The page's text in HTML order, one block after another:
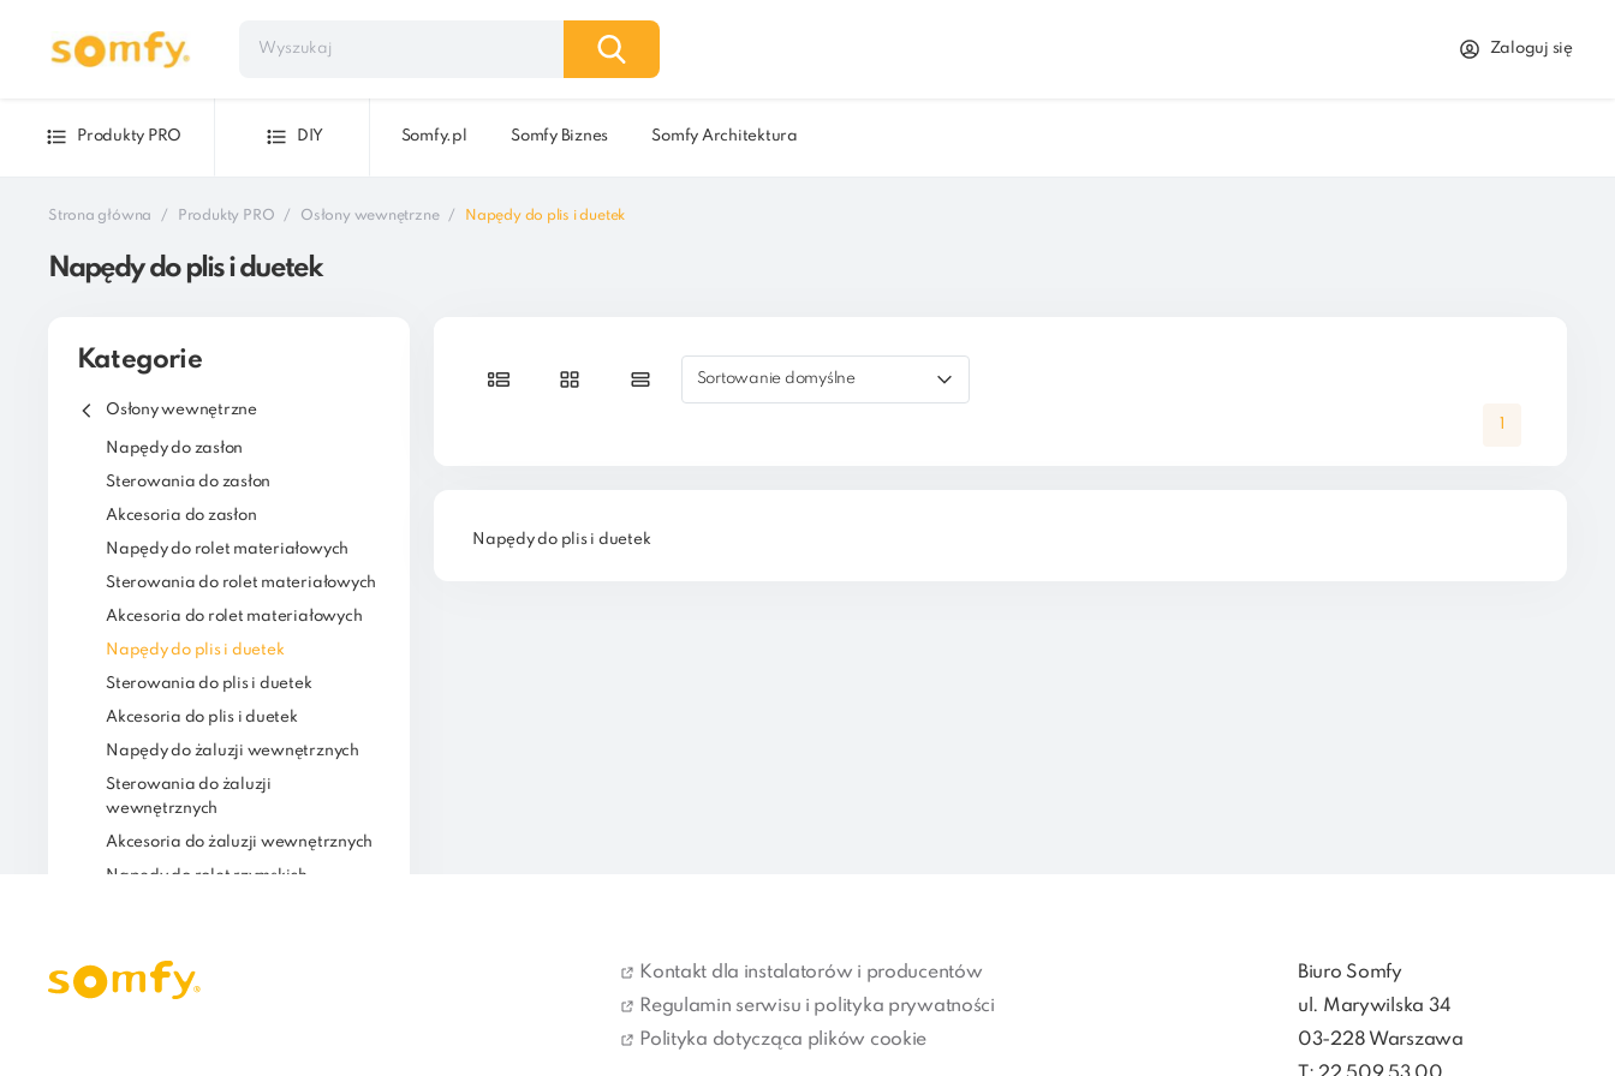
Zaloguj się
Produkty PRO DIY Somfy.pl Somfy Biznes Somfy Architektura
Strona główna Produkty PRO Osłony wewnętrzne Napędy do plis i duetek
Napędy do plis i duetek
Kategorie
Osłony wewnętrzne
Napędy do zasłon
Sterowania do zasłon
Akcesoria do zasłon
Napędy do rolet materiałowych
Sterowania do rolet materiałowych
Akcesoria do rolet materiałowych
Napędy do plis i duetek
Sterowania do plis i duetek
Akcesoria do plis i duetek
Napędy do żaluzji wewnętrznych
Sterowania do żaluzji
wewnętrznych
Akcesoria do żaluzji wewnętrznych
Napędy do rolet rzymskich
Sortowanie domyślne
1
Napędy do plis i duetek
Kontakt dla instalatorów i producentów
Regulamin serwisu i polityka prywatności
Polityka dotycząca plików cookie
Biuro Somfy
ul. Marywilska 34
03-228 Warszawa